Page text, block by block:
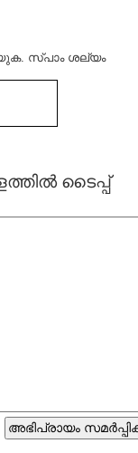
സ്പാം ശല്യം
ടൈപ്പ്